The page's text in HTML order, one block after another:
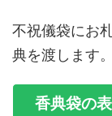
不祝儀袋にお
典を渡します。
香典袋の